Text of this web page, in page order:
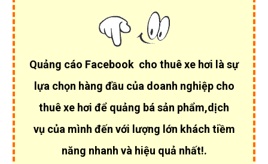
Quảng cáo Facebook cho thuê xe hơi là sự
lựa chọn hàng đầu của doanh nghiệp cho
thuê xe hơi để quảng bá sản phẩm,dịch
vụ của mình đến với lượng lớn khách tiềm
năng nhanh và hiệu quả nhất!.